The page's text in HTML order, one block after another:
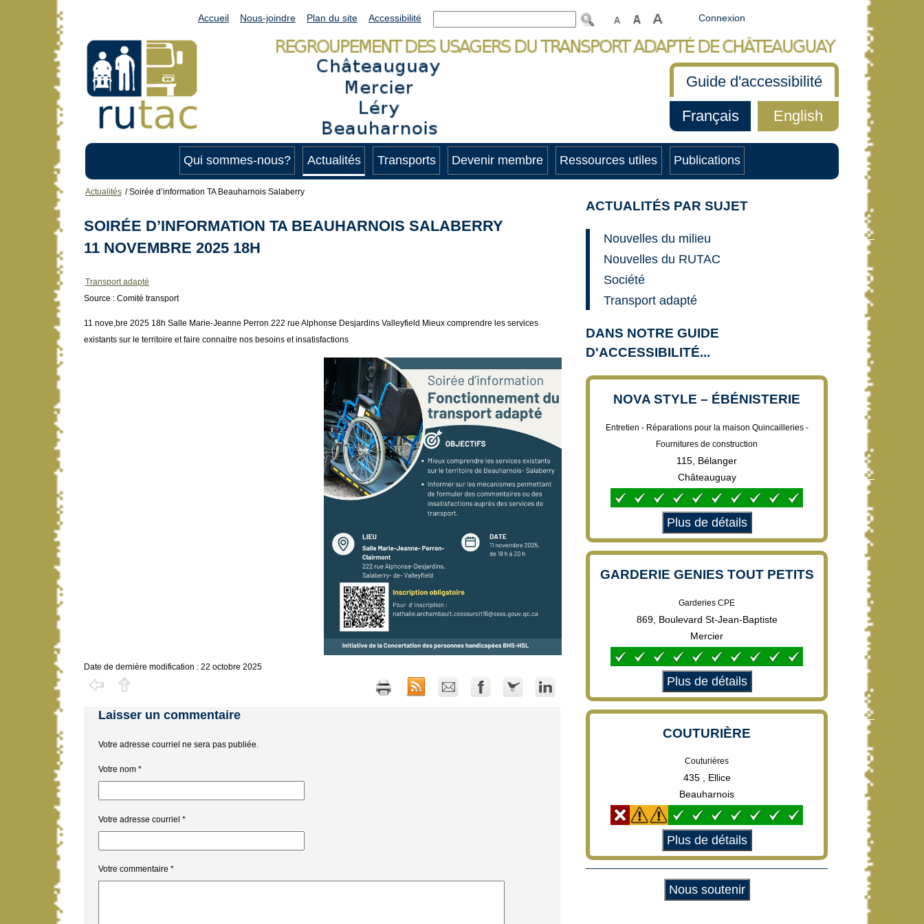
Accueil Nous-joindre Plan du site Accessibilité Connexion
Guide d'accessibilité
Français
English
Qui sommes-nous? Actualités Transports Devenir membre Ressources utiles Publications
Actualités / Soirée d’information TA Beauharnois Salaberry
SOIRÉE D’INFORMATION TA BEAUHARNOIS SALABERRY
11 NOVEMBRE 2025 18H
Transport adapté
Source : Comité transport
11 nove,bre 2025 18h Salle Marie-Jeanne Perron 222 rue Alphonse Desjardins Valleyfield Mieux comprendre les services
existants sur le territoire et faire connaitre nos besoins et insatisfactions
Date de dernière modification : 22 octobre 2025
Laisser un commentaire
Votre adresse courriel ne sera pas publiée.
Votre nom *
Votre adresse courriel *
Votre commentaire *
ACTUALITÉS PAR SUJET
Nouvelles du milieu
Nouvelles du RUTAC
Société
Transport adapté
DANS NOTRE GUIDE
D'ACCESSIBILITÉ...
NOVA STYLE – ÉBÉNISTERIE
Entretien - Réparations pour la maison Quincailleries -
Fournitures de construction
115, Bélanger
Châteauguay
Plus de détails
GARDERIE GENIES TOUT PETITS
Garderies CPE
869, Boulevard St-Jean-Baptiste
Mercier
Plus de détails
COUTURIÈRE
Couturières
435 , Ellice
Beauharnois
Plus de détails
Nous soutenir